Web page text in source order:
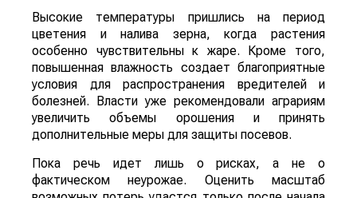
Высокие температуры пришлись на период
цветения и налива зерна, когда растения
особенно чувствительны к жаре. Кроме того,
повышенная влажность создает благоприятные
условия для распространения вредителей и
болезней. Власти уже рекомендовали аграриям
увеличить объемы орошения и принять
дополнительные меры для защиты посевов.
Пока речь идет лишь о рисках, а не о
фактическом неурожае. Оценить масштаб